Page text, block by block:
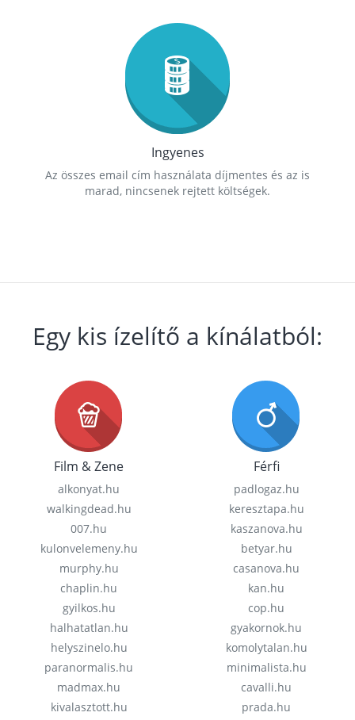
Ingyenes
Az összes email cím használata díjmentes és az is
marad, nincsenek rejtett költségek.
Egy kis ízelítő a kínálatból:
Film & Zene
alkonyat.hu
walkingdead.hu
007.hu
kulonvelemeny.hu
murphy.hu
chaplin.hu
gyilkos.hu
halhatatlan.hu
helyszinelo.hu
paranormalis.hu
madmax.hu
kivalasztott.hu
Férfi
padlogaz.hu
keresztapa.hu
kaszanova.hu
betyar.hu
casanova.hu
kan.hu
cop.hu
gyakornok.hu
komolytalan.hu
minimalista.hu
cavalli.hu
prada.hu